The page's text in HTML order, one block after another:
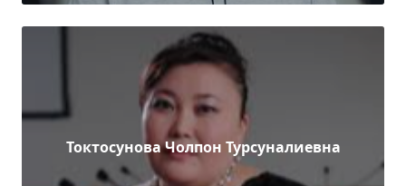
Токтосунова Чолпон Турсуналиевна